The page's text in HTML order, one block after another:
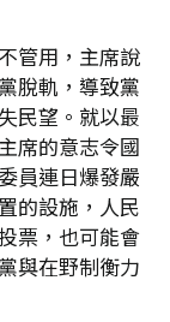
管用，主席說
脫軌，導致黨
民望。就以最
席的意志令國
員連日爆發嚴
的設施，人民
票，也可能會
與在野制衡力